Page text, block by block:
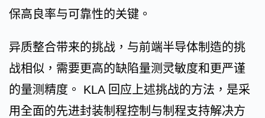
保高良率与可靠性的关键。
异质整合带来的挑战，与前端半导体制造的挑
战相似，需要更高的缺陷量测灵敏度和更严谨
的量测精度。 KLA 回应上述挑战的方法，是采
用全面的先进封装制程控制与制程支持解决方